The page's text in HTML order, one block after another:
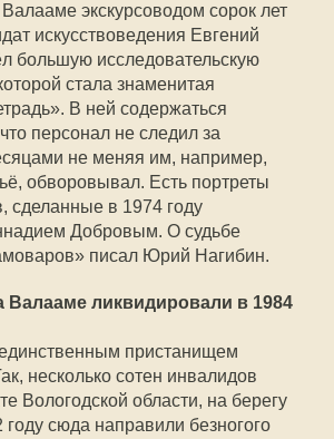
экскурсоводом сорок лет
искусствоведения Евгений
большую исследовательскую
стала знаменитая
В ней содержаться
персонал не следил за
не меняя им, например,
обворовывал. Есть портреты
сделанные в 1974 году
Добровым. О судьбе
писал Юрий Нагибин.
Валааме ликвидировали в 1984
пристанищем
несколько сотен инвалидов
Вологодской области, на берегу
сюда направили безногого